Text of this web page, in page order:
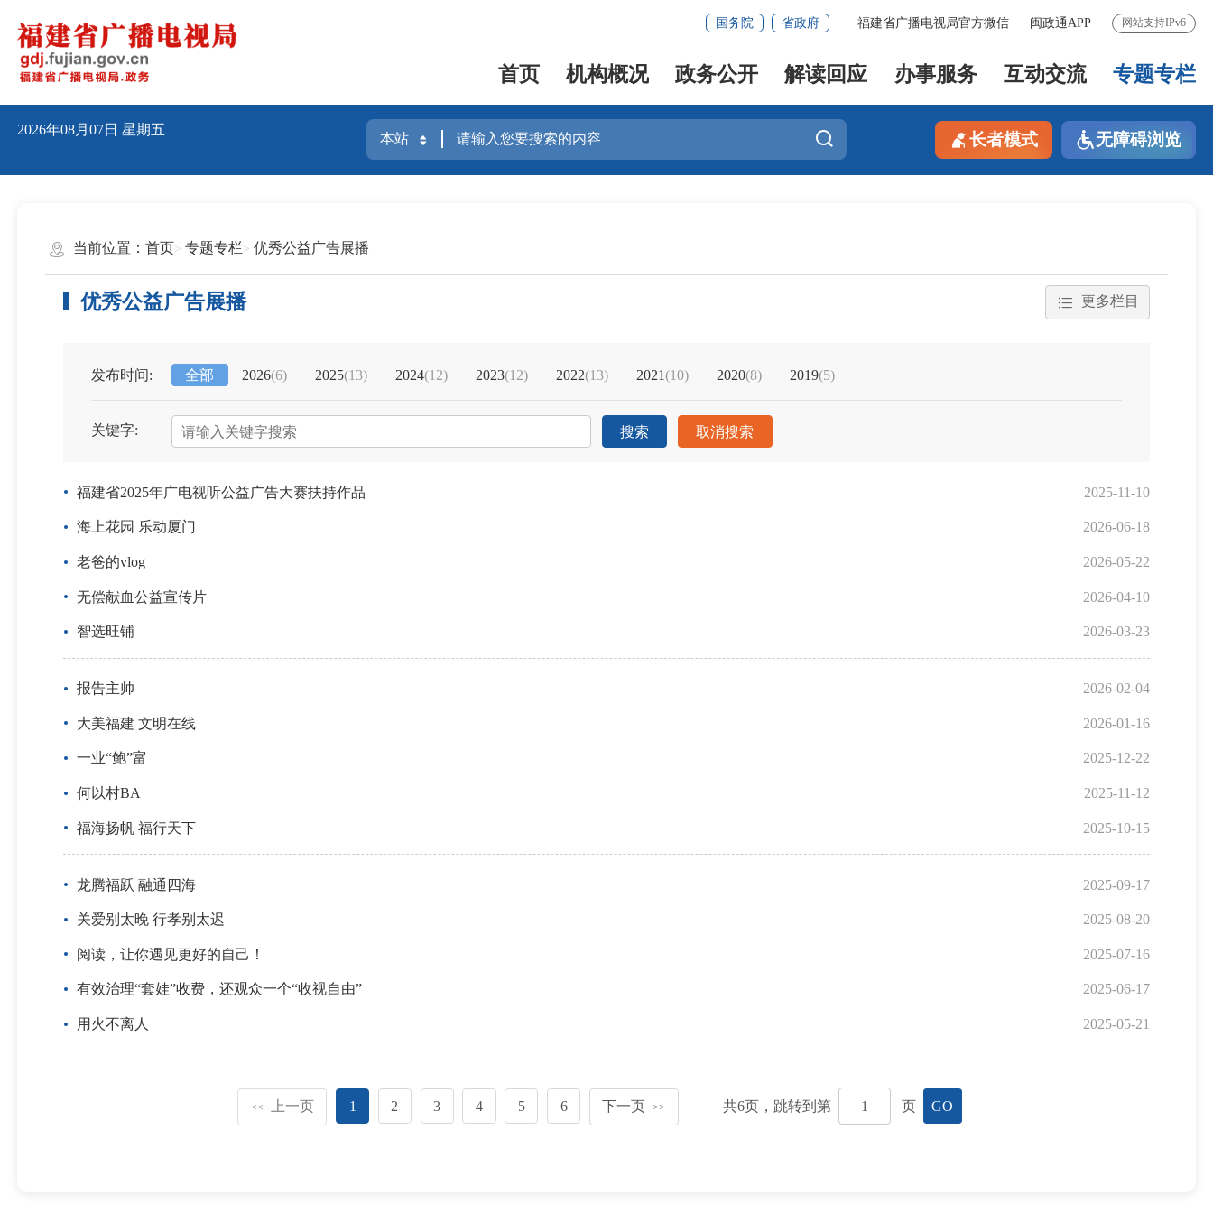
国务院 省政府 福建省广播电视局官方微信 闽政通APP 网站支持IPv6
首页 机构概况 政务公开 解读回应 办事服务 互动交流 专题专栏
2026年08月07日 星期五
长者模式 无障碍浏览
当前位置： 首页 专题专栏 优秀公益广告展播
优秀公益广告展播 更多栏目
发布时间: 全部 2026(6) 2025(13) 2024(12) 2023(12) 2022(13) 2021(10) 2020(8) 2019(5)
关键字: 搜索 取消搜索
福建省2025年广电视听公益广告大赛扶持作品 2025-11-10
海上花园 乐动厦门 2026-06-18
老爸的vlog 2026-05-22
无偿献血公益宣传片 2026-04-10
智选旺铺 2026-03-23
报告主帅 2026-02-04
大美福建 文明在线 2026-01-16
一业“鲍”富 2025-12-22
何以村BA 2025-11-12
福海扬帆 福行天下 2025-10-15
龙腾福跃 融通四海 2025-09-17
关爱别太晚 行孝别太迟 2025-08-20
阅读，让你遇见更好的自己！ 2025-07-16
有效治理“套娃”收费，还观众一个“收视自由” 2025-06-17
用火不离人 2025-05-21
<< 上一页 1 2 3 4 5 6 下一页 >> 共6页，跳转到第 页 GO